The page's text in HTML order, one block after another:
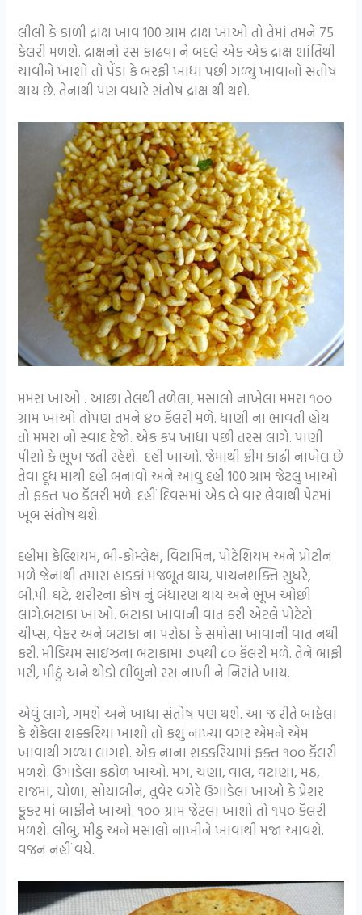
લીલી કે કાળી દ્રાક્ષ ખાવ 100 ગ્રામ દ્રાક્ષ ખાઓ તો તેમાં તમને 75
કેલરી મળશે. દ્રાક્ષનો રસ કાઢવા ને બદલે એક એક દ્રાક્ષ શાંતિથી
ચાવીને ખાશો તો પેંડા કે બરફી ખાધા પછી ગળ્યું ખાવાનો સંતોષ
થાય છે. તેનાથી પણ વધારે સંતોષ દ્રાક્ષ થી થશે.
મમરા ખાઓ . આછા તેલથી તળેલા, મસાલો નાખેલા મમરા ૧૦૦
ગ્રામ ખાઓ તોપણ તમને ૪૦ કૅલરી મળે. ધાણી ના ભાવતી હોય
તો મમરા નો સ્વાદ દેજો. એક કપ ખાધા પછી તરસ લાગે. પાણી
પીશો કે ભૂખ જતી રહેશે. દહી ખાઓ. જેમાથી ક્રીમ કાઢી નાખેલ છે
તેવા દૂધ માથી દહી બનાવો અને આવું દહી 100 ગ્રામ જેટલું ખાઓ
તો ફક્ત ૫૦ કૅલરી મળે. દહીં દિવસમાં એક બે વાર લેવાથી પેટમાં
ખૂબ સંતોષ થશે.
દહીંમાં કેલ્શિયમ, બી-કોમ્લેક્ષ, વિટામિન, પોટેશિયમ અને પ્રોટીન
મળે જેનાથી તમારા હાડકાં મજબૂત થાય, પાચનશક્તિ સુધરે,
બી.પી. ઘટે, શરીરના કોષ નું બંધારણ થાય અને ભૂખ ઓછી
લાગે.બટાકા ખાઓ. બટાકા ખાવાની વાત કરી એટલે પોટેટો
ચીપ્સ, વેફર અને બટાકા ના પરોઠા કે સમોસા ખાવાની વાત નથી
કરી. મીડિયમ સાઇઝના બટાકામાં ૭૫થી ૮૦ કૅલરી મળે. તેને બાફી
મરી, મીઠું અને થોડો લીંબુનો રસ નાખી ને નિરાંતે ખાય.
એવું લાગે, ગમશે અને ખાધા સંતોષ પણ થશે. આ જ રીતે બાફેલા
કે શેકેલા શક્કરિયા ખાશો તો કશું નાખ્યા વગર એમને એમ
ખાવાથી ગળ્યા લાગશે. એક નાના શક્કરિયામાં ફક્ત ૧૦૦ કૅલરી
મળશે. ઉગાડેલા કઠોળ ખાઓ. મગ, ચણા, વાલ, વટાણા, મઠ,
રાજમા, ચોળા, સોયાબીન, તુવેર વગેરે ઉગાડેલા ખાઓ કે પ્રેશર
કૂકર માં બાફીને ખાઓ. ૧૦૦ ગ્રામ જેટલા ખાશો તો ૧૫૦ કૅલરી
મળશે. લીંબુ, મીઠું અને મસાલો નાખીને ખાવાથી મજા આવશે.
વજન નહીં વધે.